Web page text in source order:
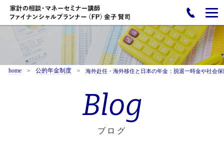
home 公的年金制度 海外赴任・海外移住と日本の年金：脱退一時金や社会
Blog
ブログ